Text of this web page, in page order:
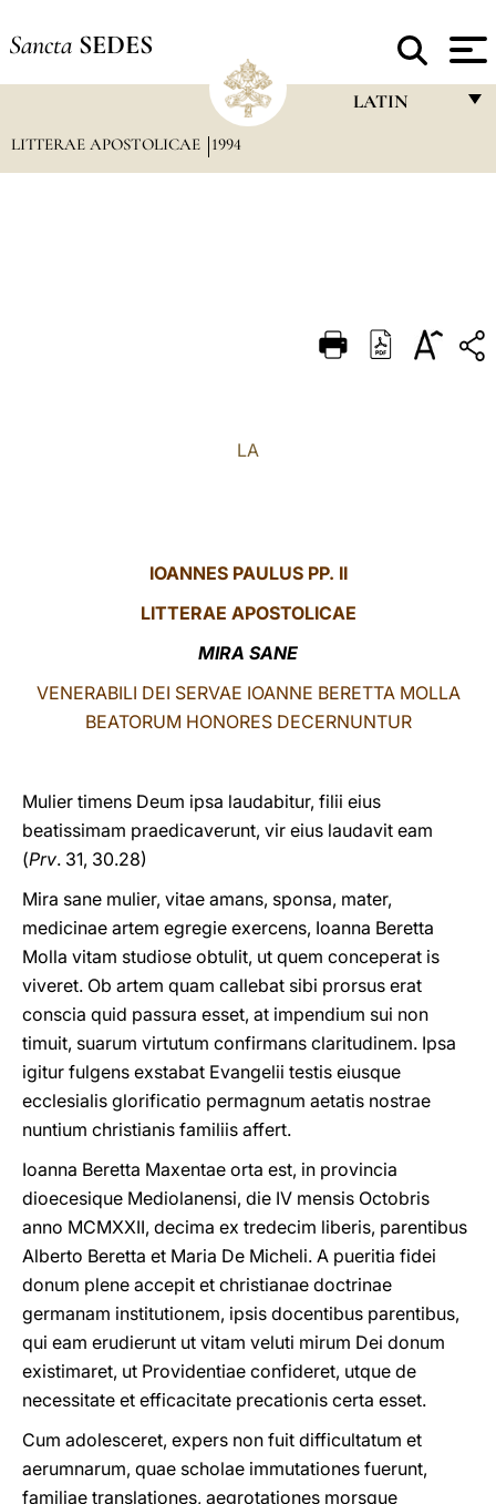
Sancta SEDES
LATIN
DEUTSCH
LITTERAE APOSTOLICAE 1994
LA
IOANNES PAULUS PP. II
LITTERAE APOSTOLICAE
MIRA SANE
VENERABILI DEI SERVAE IOANNE BERETTA MOLLA
BEATORUM HONORES DECERNUNTUR
Mulier timens Deum ipsa laudabitur, filii eius
beatissimam praedicaverunt, vir eius laudavit eam
(Prv. 31, 30.28)
Mira sane mulier, vitae amans, sponsa, mater,
medicinae artem egregie exercens, Ioanna Beretta
Molla vitam studiose obtulit, ut quem conceperat is
viveret. Ob artem quam callebat sibi prorsus erat
conscia quid passura esset, at impendium sui non
timuit, suarum virtutum confirmans claritudinem. Ipsa
igitur fulgens exstabat Evangelii testis eiusque
ecclesialis glorificatio permagnum aetatis nostrae
nuntium christianis familiis affert.
Ioanna Beretta Maxentae orta est, in provincia
dioecesique Mediolanensi, die IV mensis Octobris
anno MCMXXII, decima ex tredecim liberis, parentibus
Alberto Beretta et Maria De Micheli. A pueritia fidei
donum plene accepit et christianae doctrinae
germanam institutionem, ipsis docentibus parentibus,
qui eam erudierunt ut vitam veluti mirum Dei donum
existimaret, ut Providentiae confideret, utque de
necessitate et efficacitate precationis certa esset.
Cum adolesceret, expers non fuit difficultatum et
aerumnarum, quae scholae immutationes fuerunt,
familiae translationes, aegrotationes morsque